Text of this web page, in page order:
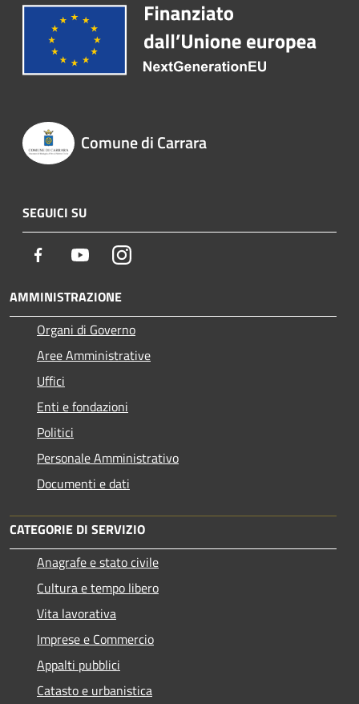
Comune di Carrara
SEGUICI SU
Facebook YoutubeInstagram
AMMINISTRAZIONE
Organi di Governo
Aree Amministrative
Uffici
Enti e fondazioni
Politici
Personale Amministrativo
Documenti e dati
CATEGORIE DI SERVIZIO
Anagrafe e stato civile
Cultura e tempo libero
Vita lavorativa
Imprese e Commercio
Appalti pubblici
Catasto e urbanistica